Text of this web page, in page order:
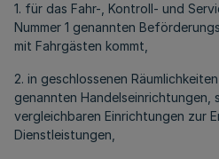
1. für das Fahr-, Kontroll- und
Nummer 1 genannten
mit Fahrgästen kommt,
2. in geschlossenen
genannten Handelseinrichtungen,
vergleichbaren Einrichtungen zur
Dienstleistungen,